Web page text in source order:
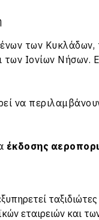
των Κυκλάδων,
Ιονίων Νήσων.
να
έκδοσης
ταξιδιώτες
εταιρειών και